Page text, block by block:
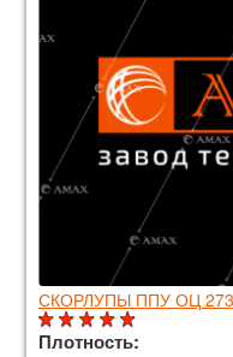
СКОРЛУПЫ ППУ ОЦ
Плотность: